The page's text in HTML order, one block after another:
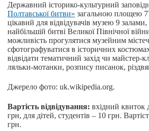
Державний історико-культурний
Полтавської битви» загальною площею
цікавий для відвідувачів музею 9
найбільшій битві Великої Північної
можливість прогулятися музейним
сфотографуватися в історичних
відвідати тематичний захід чи майстер-
ляльки-мотанки, розпису писанок,
Джерело фото: uk.wikipedia.org.
Вартість відвідування: вхідний квиток
грн, для дітей, студентів – 10 грн.
грн.